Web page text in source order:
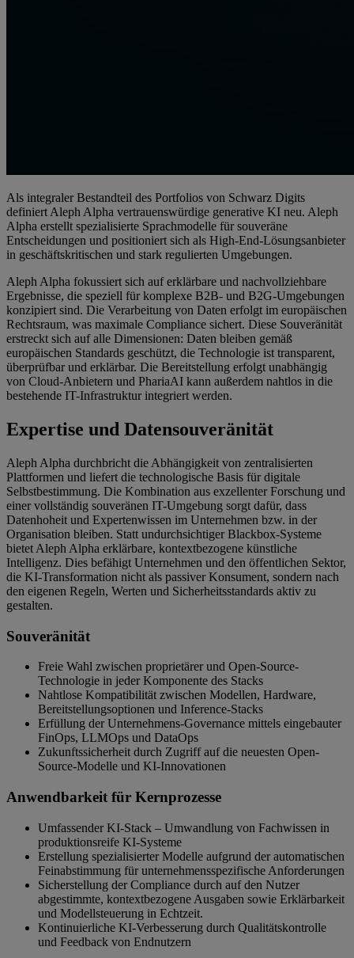
Als integraler Bestandteil des Portfolios von Schwarz Digits
definiert Aleph Alpha vertrauenswürdige generative KI neu. Aleph
Alpha erstellt spezialisierte Sprachmodelle für souveräne
Entscheidungen und positioniert sich als High-End-Lösungsanbieter
in geschäftskritischen und stark regulierten Umgebungen.
Aleph Alpha fokussiert sich auf erklärbare und nachvollziehbare
Ergebnisse, die speziell für komplexe B2B- und B2G-Umgebungen
konzipiert sind. Die Verarbeitung von Daten erfolgt im europäischen
Rechtsraum, was maximale Compliance sichert. Diese Souveränität
erstreckt sich auf alle Dimensionen: Daten bleiben gemäß
europäischen Standards geschützt, die Technologie ist transparent,
überprüfbar und erklärbar. Die Bereitstellung erfolgt unabhängig
von Cloud-Anbietern und PhariaAI kann außerdem nahtlos in die
bestehende IT-Infrastruktur integriert werden.
Expertise und Datensouveränität
Aleph Alpha durchbricht die Abhängigkeit von zentralisierten
Plattformen und liefert die technologische Basis für digitale
Selbstbestimmung. Die Kombination aus exzellenter Forschung und
einer vollständig souveränen IT-Umgebung sorgt dafür, dass
Datenhoheit und Expertenwissen im Unternehmen bzw. in der
Organisation bleiben. Statt undurchsichtiger Blackbox-Systeme
bietet Aleph Alpha erklärbare, kontextbezogene künstliche
Intelligenz. Dies befähigt Unternehmen und den öffentlichen Sektor,
die KI-Transformation nicht als passiver Konsument, sondern nach
den eigenen Regeln, Werten und Sicherheitsstandards aktiv zu
gestalten.
Souveränität
Freie Wahl zwischen proprietärer und Open-Source-
Technologie in jeder Komponente des Stacks
Nahtlose Kompatibilität zwischen Modellen, Hardware,
Bereitstellungsoptionen und Inference-Stacks
Erfüllung der Unternehmens-Governance mittels eingebauter
FinOps, LLMOps und DataOps
Zukunftssicherheit durch Zugriff auf die neuesten Open-
Source-Modelle und KI-Innovationen
Anwendbarkeit für Kernprozesse
Umfassender KI-Stack – Umwandlung von Fachwissen in
produktionsreife KI-Systeme
Erstellung spezialisierter Modelle aufgrund der automatischen
Feinabstimmung für unternehmensspezifische Anforderungen
Sicherstellung der Compliance durch auf den Nutzer
abgestimmte, kontextbezogene Ausgaben sowie Erklärbarkeit
und Modellsteuerung in Echtzeit.
Kontinuierliche KI-Verbesserung durch Qualitätskontrolle
und Feedback von Endnutzern